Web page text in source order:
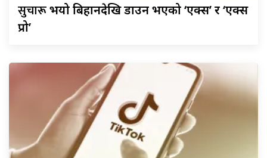
सुचारूभयो बिहानदेखि डाउन भएको ‘एक्स’ र ‘एक्स
प्रो’